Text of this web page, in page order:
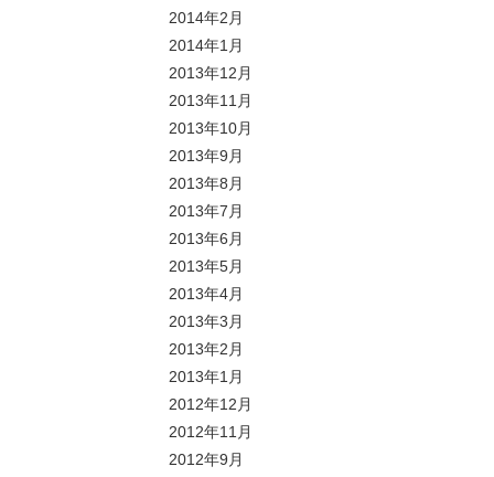
2014年2月
2014年1月
2013年12月
2013年11月
2013年10月
2013年9月
2013年8月
2013年7月
2013年6月
2013年5月
2013年4月
2013年3月
2013年2月
2013年1月
2012年12月
2012年11月
2012年9月